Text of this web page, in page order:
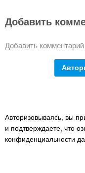
Добавить
Добавить комментарий
Авторизовываясь, вы
и подтверждаете, что
конфиденциальности